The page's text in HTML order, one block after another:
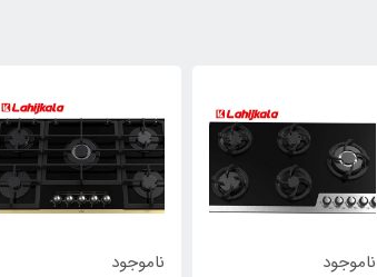
ناموجود ناموجود